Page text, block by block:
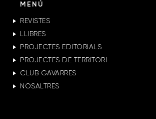
MENÚ
REVISTES
LLIBRES
PROJECTES EDITORIALS
PROJECTES DE TERRITORI
CLUB GAVARRES
NOSALTRES